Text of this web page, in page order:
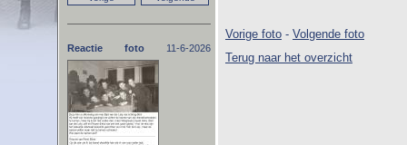
Vorige foto - Volgende foto
Terug naar het overzicht
Reactie foto 11-6-2026